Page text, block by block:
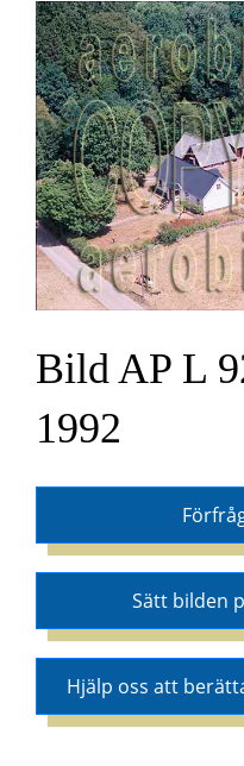
Bild AP L
1992
Sätt bilden
Hjälp oss att